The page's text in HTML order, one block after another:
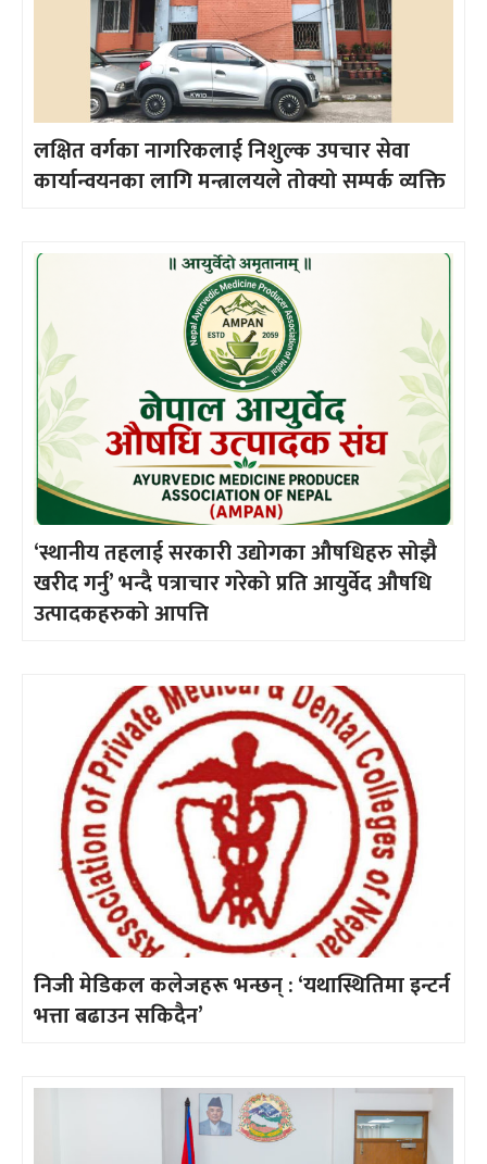
लक्षित वर्गका नागरिकलाई निशुल्क उपचार सेवा
कार्यान्वयनका लागि मन्त्रालयले तोक्यो सम्पर्क व्यक्ति
‘स्थानीय तहलाई सरकारी उद्योगका औषधिहरु सोझै
खरीद गर्नु’ भन्दै पत्राचार गरेको प्रति आयुर्वेद औषधि
उत्पादकहरुको आपत्ति
निजी मेडिकल कलेजहरू भन्छन् : ‘यथास्थितिमा इन्टर्न
भत्ता बढाउन सकिदैन’